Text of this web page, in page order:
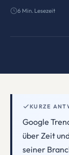
6 Min. Lesezeit
KURZE
Google
über Zeit
seiner